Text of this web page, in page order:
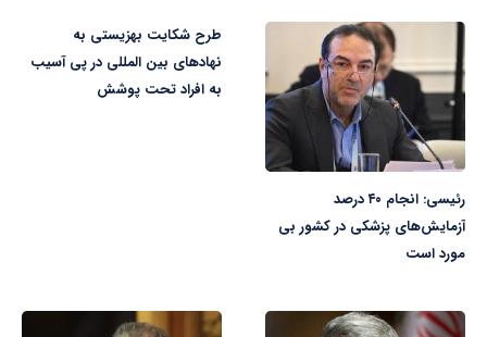
رئیسی: انجام ۴۰ درصد
آزمایش‌های پزشکی در کشور بی
مورد است
طرح شکایت بهزیستی به
نهادهای بین المللی در پی آسیب
به افراد تحت پوشش